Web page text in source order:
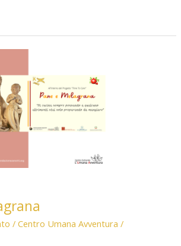
/Centro Umana Avventura /